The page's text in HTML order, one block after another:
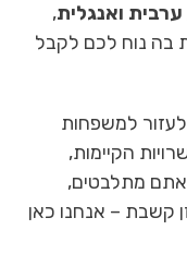
ערבית ואנגלית,
בה נוח לכם לקבל
למשפחות
הקיימות,
אתם מתלבטים,
קשבת – אנחנו כאן